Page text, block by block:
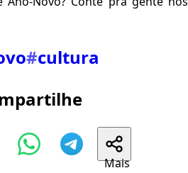
#cultura
Mais